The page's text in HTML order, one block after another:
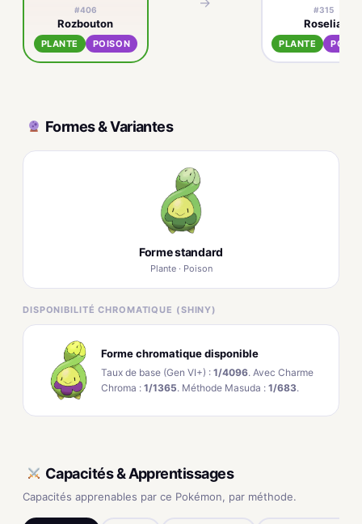
#406
Rozbouton
PLANTE POISON
#315
Roselia
PLANTE
Formes & Variantes
Forme standard
Plante · Poison
DISPONIBILITÉ CHROMATIQUE (SHINY)
Forme chromatique disponible
Taux de base (Gen VI+) : 1/4096. Avec Charme
Chroma : 1/1365. Méthode Masuda : 1/683.
Capacités & Apprentissages
Capacités apprenables par ce Pokémon, par méthode.